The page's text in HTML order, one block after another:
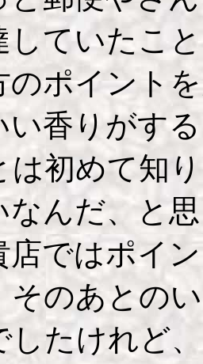
していたこ
のポイント
い香りがす
は初めて知
なんだ、と
店ではポイ
そのあとの
したけれど